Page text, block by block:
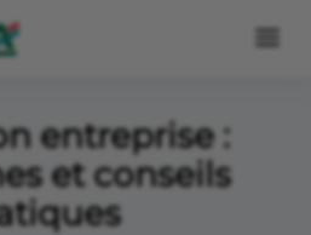
entreprise :
et conseils